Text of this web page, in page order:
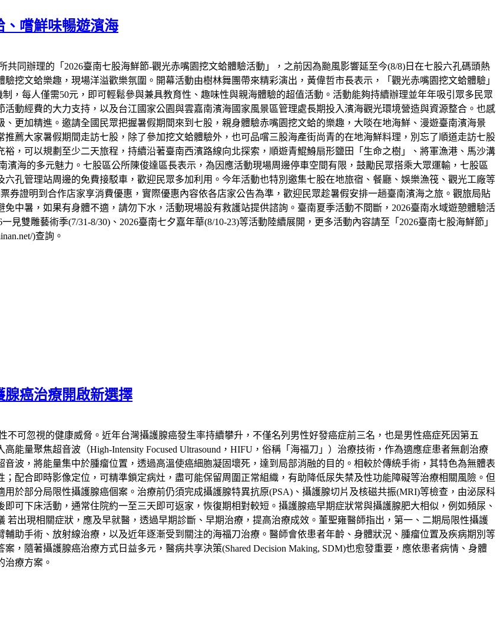
、嚐鮮味暢遊濱海
共同辦理的「2026臺南七股海鮮節-觀光赤嘴園挖文蛤體驗活動」，之前因為颱風影響延至今(8/8)日在七股六孔碼頭熱
挖文蛤樂趣，現場洋溢歡樂氛圍。開幕活動由樹林舞團帶來精彩演出，黃偉哲市長表示，「觀光赤嘴園挖文蛤體驗」
，每人僅需50元，即可輕鬆參與兼具教育性、趣味性與親海體驗的超值活動。活動能夠持續辦理並年年吸引眾多民眾
動經費的大力支持，以及台江國家公園與雲嘉南濱海國家風景區管理處長期投入濱海觀光環境營造與資源整合。也感
更加精進。邀請全國民眾把握暑假期間來到七股，親身體驗赤嘴園挖文蛤的樂趣，大啖在地海鮮、漫遊臺南濱海景
薦大家暑假期間走訪七股，除了參加挖文蛤體驗外，也可品嚐三股海產街尚青的在地海鮮料理，別忘了順道走訪七股
，可以規劃至少二天旅程，持續沿著臺南西濱路線向北探索，順遊青鯤鯓扇形鹽田「生命之樹」、將軍漁港、馬沙溝
海的多元魅力。七股區公所陳俊達區長表示，為因應活動現場周邊停車空間有限，鼓勵民眾搭乘大眾運輸，七股區
孔管理站周邊的免費接駁車，歡迎民眾多加利用。今年活動也特別邀集七股在地旅宿、餐廳、娛樂漁筏、觀光工廠等
券證明到合作店家享消費優惠，實際優惠內容依各店家公告為準，歡迎民眾趁暑假安排一趟臺南濱海之旅。觀旅局貼
中暑，如果有身體不適，請勿下水，活動現場設有救護站提供諮詢。臺南夏季活動不間斷，2026臺南水域遊憩體驗活
見雙雕藝術季(7/31-8/30)、2026臺南七夕嘉年華(8/10-23)等活動陸續展開，更多活動內容請至「2026臺南七股海鮮節」
)查詢。
腺癌治療開啟新選擇
不可忽視的健康威脅。近年台灣攝護腺癌發生率持續攀升，不僅名列男性好發癌症前三名，也是男性癌症死因第五
能量聚焦超音波（High-Intensity Focused Ultrasound，HIFU，俗稱「海福刀」）治療技術，作為適應症患者無創治療
波，將能量集中於腫瘤位置，透過高溫使癌細胞凝固壞死，達到局部消融的目的。相較於傳統手術，其特色為無體表
配合即時影像定位，可精準鎖定病灶，盡可能保留周圍正常組織，有助降低尿失禁及性功能障礙等治療相關風險。但
於部分局限性攝護腺癌個案。治療前仍須完成攝護腺特異抗原(PSA)、攝護腺切片及核磁共振(MRI)等檢查，由泌尿科
可下床活動，通常住院約一至三天即可返家，恢復期相對較短。攝護腺癌早期症狀常與攝護腺肥大相似，例如頻尿、
出現相關症狀，應及早就醫，透過早期診斷、早期治療，提高治療成效。董聖雍醫師指出，第一、二期局限性攝護
助手術、放射線治療，以及近年逐漸受到關注的海福刀治療。醫師會依患者年齡、身體狀況、腫瘤位置及疾病期別等
，隨著攝護腺癌治療方式日益多元，醫病共享決策(Shared Decision Making, SDM)也愈發重要，應依患者病情、身體
治療方案。